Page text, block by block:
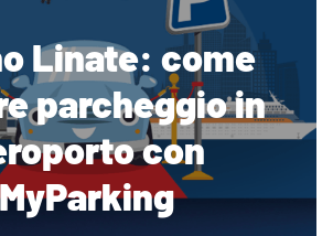
Linate: come
parcheggio in
con